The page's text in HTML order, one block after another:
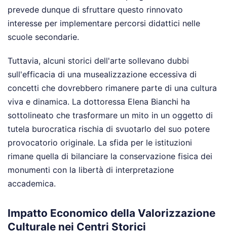
prevede dunque di sfruttare questo rinnovato
interesse per implementare percorsi didattici nelle
scuole secondarie.
Tuttavia, alcuni storici dell'arte sollevano dubbi
sull'efficacia di una musealizzazione eccessiva di
concetti che dovrebbero rimanere parte di una cultura
viva e dinamica. La dottoressa Elena Bianchi ha
sottolineato che trasformare un mito in un oggetto di
tutela burocratica rischia di svuotarlo del suo potere
provocatorio originale. La sfida per le istituzioni
rimane quella di bilanciare la conservazione fisica dei
monumenti con la libertà di interpretazione
accademica.
Impatto Economico della Valorizzazione
Culturale nei Centri Storici